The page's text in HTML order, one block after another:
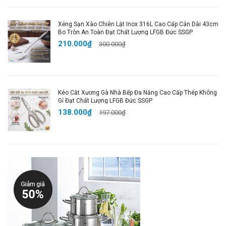
đẹp cho không gian bếp của bạn.
🔥Mua Ngay Để Trải Nghiệm Bộ Lọ Đựng Gia Vị
Cao Cấp, Tiện Lợi và Sang Trọng!
Hashtags SEO:
#BoDungGiaVi #BoDungGiaViThuyTinh
#ThuyTinhBorosilicate #LọĐựngGiaVị
#BoDungGiaViMuaNgay #Haudongshop
Xẻng Sạn Xào Chiên Lật Inox 316L Cao Cấp Cán Dài 43cm
Bo Tròn An Toàn Đạt Chất Lượng LFGB Đức SSGP
210.000₫ 300.000₫
Kéo Cắt Xương Gà Nhà Bếp Đa Năng Cao Cấp Thép Không
Gỉ Đạt Chất Lượng LFGB Đức SSGP
138.000₫ 197.000₫